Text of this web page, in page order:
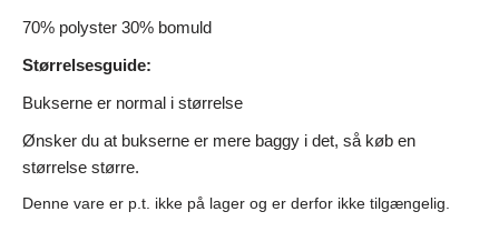
70% polyster 30% bomuld
Størrelsesguide:
Bukserne er normal i størrelse
Ønsker du at bukserne er mere baggy i det, så køb en
størrelse større.
Denne vare er p.t. ikke på lager og er derfor ikke tilgængelig.